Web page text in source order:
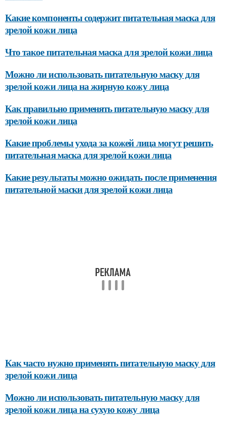
Какие компоненты содержит питательная маска для
зрелой кожи лица
Что такое питательная маска для зрелой кожи лица
Можно ли использовать питательную маску для
зрелой кожи лица на жирную кожу лица
Как правильно применять питательную маску для
зрелой кожи лица
Какие проблемы ухода за кожей лица могут решить
питательная маска для зрелой кожи лица
Какие результаты можно ожидать после применения
питательной маски для зрелой кожи лица
Как часто нужно применять питательную маску для
зрелой кожи лица
Можно ли использовать питательную маску для
зрелой кожи лица на сухую кожу лица